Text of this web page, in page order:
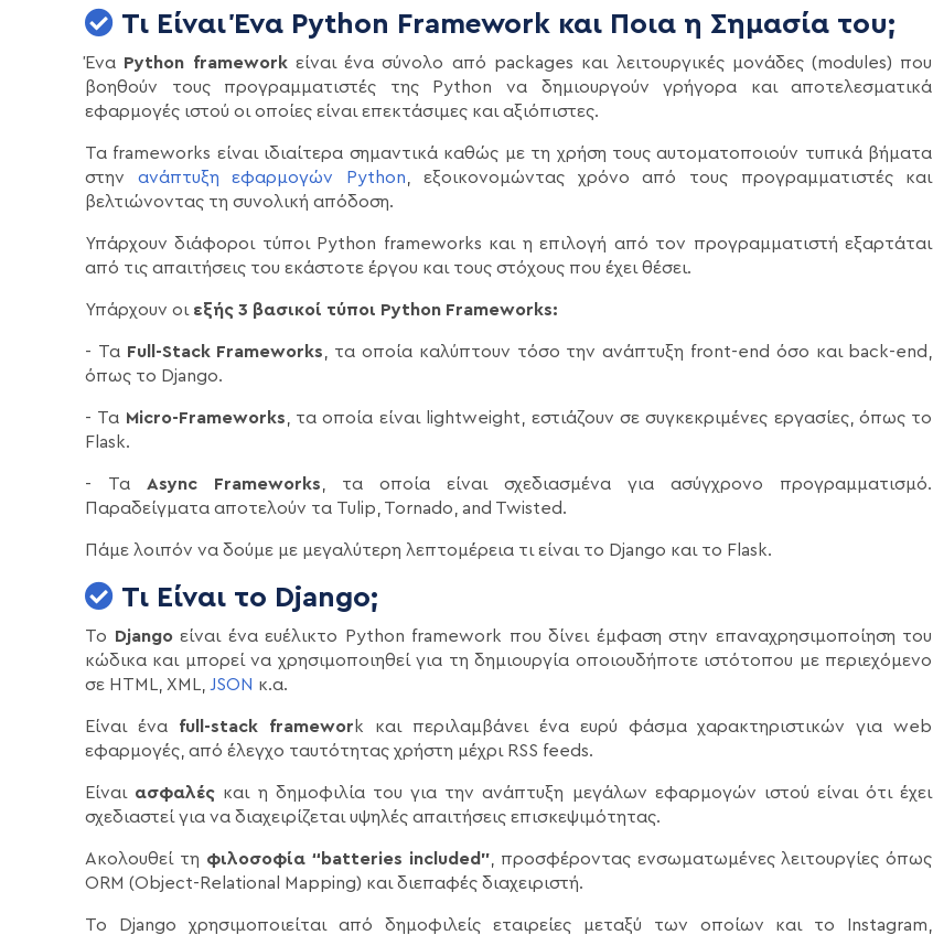
Τι Είναι Ένα Python Framework και Ποια η Σημασία του;
Ένα Python frameworkείναι ένα σύνολο από packages και λειτουργικές μονάδες (modules) που
βοηθούν τους προγραμματιστές της Python να δημιουργούν γρήγορα και αποτελεσματικά
εφαρμογές ιστού οι οποίες είναι επεκτάσιμες και αξιόπιστες.
Τα frameworks είναι ιδιαίτερα σημαντικά καθώς με τη χρήση τους αυτοματοποιούν τυπικά βήματα
στην ανάπτυξη εφαρμογών Python , εξοικονομώντας χρόνο από τους προγραμματιστές και
βελτιώνοντας τη συνολική απόδοση.
Υπάρχουν διάφοροι τύποι Python frameworks και η επιλογή από τον προγραμματιστή εξαρτάται
από τις απαιτήσεις του εκάστοτε έργου και τους στόχους που έχει θέσει.
Υπάρχουν οι εξής 3 βασικοί τύποι Python Frameworks:
- Τα Full-Stack Frameworks , τα οποία καλύπτουν τόσο την ανάπτυξη front-end όσο και back-end,
όπως το Django.
- Τα Micro-Frameworks , τα οποία είναι lightweight, εστιάζουν σε συγκεκριμένες εργασίες, όπως το
Flask.
- Τα Async Frameworks , τα οποία είναι σχεδιασμένα για ασύγχρονο προγραμματισμό.
Παραδείγματα αποτελούν τα Tulip, Tornado, and Twisted.
Πάμε λοιπόν να δούμε με μεγαλύτερη λεπτομέρεια τι είναι το Django και το Flask.
Τι Είναι το Django;
Το Djangoείναι ένα ευέλικτο Python framework που δίνει έμφαση στην επαναχρησιμοποίηση του
κώδικα και μπορεί να χρησιμοποιηθεί για τη δημιουργία οποιουδήποτε ιστότοπου με περιεχόμενο
σε HTML, XML, JSON κ.α.
Είναι ένα full-stack framewor k και περιλαμβάνει ένα ευρύ φάσμα χαρακτηριστικών για web
εφαρμογές, από έλεγχο ταυτότητας χρήστη μέχρι RSS feeds.
Είναι ασφαλές και η δημοφιλία του για την ανάπτυξη μεγάλων εφαρμογών ιστού είναι ότι έχει
σχεδιαστεί για να διαχειρίζεται υψηλές απαιτήσεις επισκεψιμότητας.
Ακολουθεί τη φιλοσοφία “batteries included”, προσφέροντας ενσωματωμένες λειτουργίες όπως
ORM (Object-Relational Mapping) και διεπαφές διαχειριστή.
Το Django χρησιμοποιείται από δημοφιλείς εταιρείες μεταξύ των οποίων και το Instagram,